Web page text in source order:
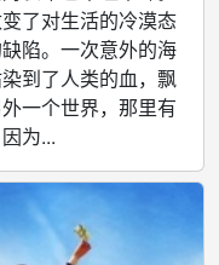
了对生活的冷漠态
陷。一次意外的海
到了人类的血，飘
一个世界，那里有
为...